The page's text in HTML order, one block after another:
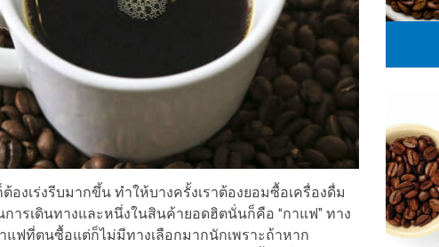
งเร่งรีบมากขึ้น ทำให้บางครั้งเราต้องยอมซื้อเครื่องดื่ม
ารเดินทางและหนึ่งในสินค้ายอดฮิตนั่นก็คือ “กาแฟ” ทาง
แฟที่ตนซื้อแต่ก็ไม่มีทางเลือกมากนักเพราะถ้าหาก